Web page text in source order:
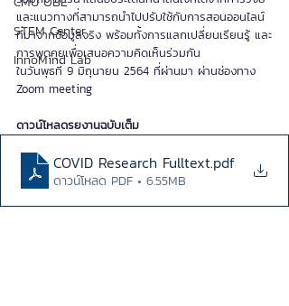
STEM Center
InnoMind Lab
และแนวทางที่สามารถนำไปปรับใช้กับการสอนออนไลน์
ที่มาจากข้อมูลจริง พร้อมทั้งการแลกเปลี่ยนเรียนรู้ และ
การพูดคุยเพื่อเสนอความคิดเห็นร่วมกัน
ในวันพุธที่ 9 มิถุนายน 2564 ที่ผ่านมา ผ่านช่องทาง
Zoom meeting
ดาวน์โหลดรยงานฉบับเต็ม
COVID Research Fulltext.pdf
ดาวน์โหลด PDF • 6.55MB